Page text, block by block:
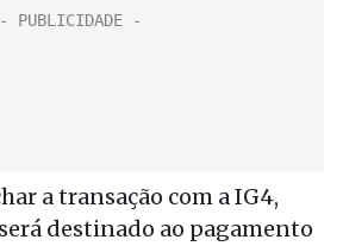
a transação com a IG4,
destinado ao pagamento